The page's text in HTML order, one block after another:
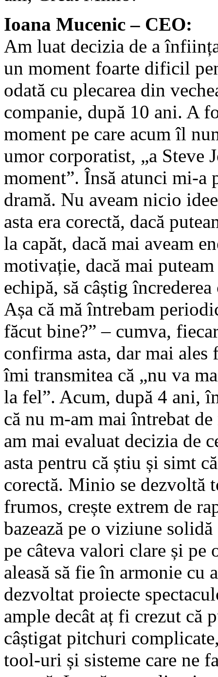
Ioana Mucenic – CEO:
Am luat decizia de a
un moment foarte dificil
odată cu plecarea din
companie, după 10 ani. A
moment pe care acum îl
umor corporatist, „a Steve
moment”. Însă atunci mi-a
dramă. Nu aveam nicio
asta era corectă, dacă
la capăt, dacă mai aveam
motivație, dacă mai
echipă, să câștig
Așa că mă întrebam
făcut bine?” – cumva,
confirma asta, dar mai ales
îmi transmitea că „nu va
la fel”. Acum, după 4 ani,
că nu m-am mai întrebat
am mai evaluat decizia de
asta pentru că știu și simt
corectă. Minio se dezvoltă
frumos, crește extrem de
bazează pe o viziune solidă
pe câteva valori clare și pe
aleasă să fie în armonie cu
dezvoltat proiecte
ample decât aț fi crezut că
câștigat pitchuri
tool-uri și sisteme care ne